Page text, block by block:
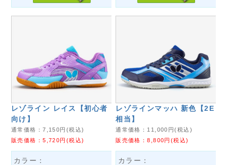
レゾライン レイス【初心者
向け】
通常価格：7,150円(税込)
販売価格：5,720円(税込)
カラー：
レゾラインマッハ 新色【2E
相当】
通常価格： 11,000 円(税込)
販売価格：8,800円(税込)
カラー：